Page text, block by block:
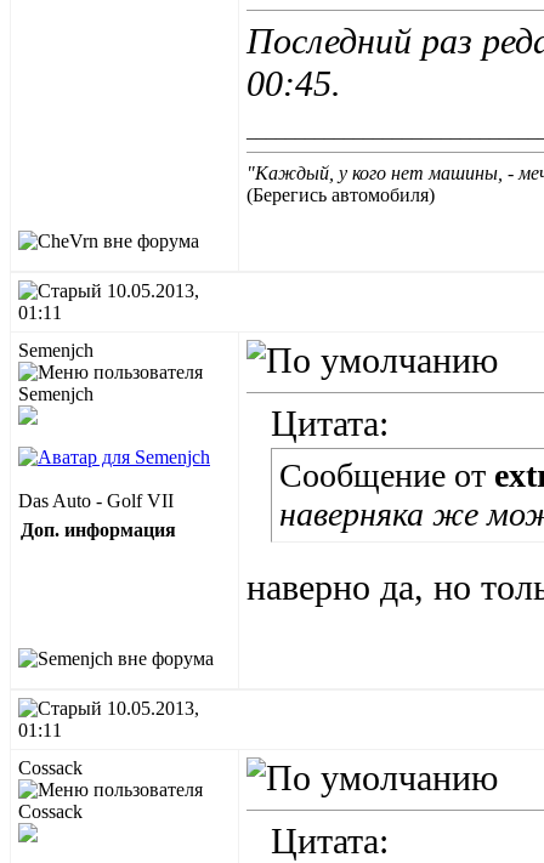
Последний раз
00:45.
"Каждый, у кого нет машины, -
(Берегись автомобиля)
10.05.2013,
01:11
Semenjch
Das Auto - Golf VII
Доп. информация
Цитата:
Сообщение от
наверняка же
наверно да, но
10.05.2013,
01:11
Cossack
Цитата: